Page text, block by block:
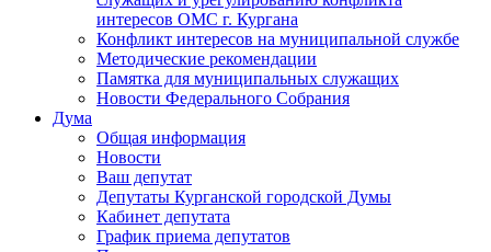
интересов ОМС г. Кургана
Конфликт интересов на муниципальной службе
Методические рекомендации
Памятка для муниципальных служащих
Новости Федерального Cобрания
Дума
Общая информация
Новости
Ваш депутат
Депутаты Курганской городской Думы
Кабинет депутата
График приема депутатов